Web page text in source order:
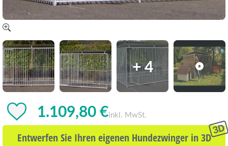
+ 4
1.109,80 €inkl. MwSt.
Entwerfen Sie Ihren eigenen Hundezwinger in 3D